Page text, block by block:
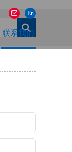
En
联系我们